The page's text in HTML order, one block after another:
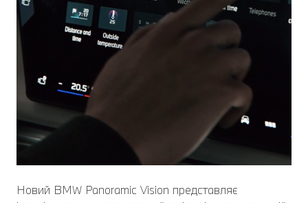
Новий BMW Panoramic Vision представляє